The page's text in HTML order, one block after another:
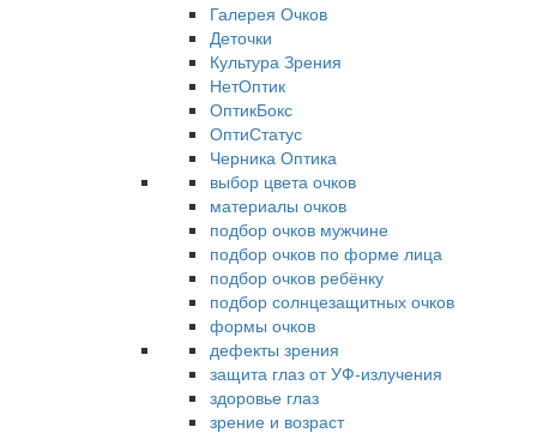
Галерея Очков
Деточки
Культура Зрения
НетОптик
ОптикБокс
ОптиСтатус
Черника Оптика
выбор цвета очков
материалы очков
подбор очков мужчине
подбор очков по форме лица
подбор очков ребёнку
подбор солнцезащитных очков
формы очков
дефекты зрения
защита глаз от УФ-излучения
здоровье глаз
зрение и возраст